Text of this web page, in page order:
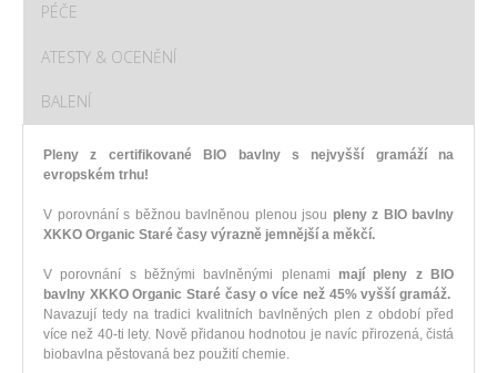
PÉČE
ATESTY & OCENĚNÍ
BALENÍ
Pleny z certifikované BIO bavlny s nejvyšší gramáží na
evropském trhu!
V porovnání s běžnou bavlněnou plenou jsou pleny z BIO bavlny
XKKO Organic Staré časy výrazně jemnější a měkčí.
V porovnání s běžnými bavlněnými plenami mají pleny z BIO
bavlny XKKO Organic Staré časy o více než 45% vyšší gramáž.
Navazují tedy na tradici kvalitních bavlněných plen z období před
více než 40-ti lety. Nově přidanou hodnotou je navíc přirozená, čistá
biobavlna pěstovaná bez použití chemie.